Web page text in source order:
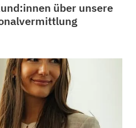
über unsere